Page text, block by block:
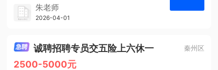
学历不限
1人
朱老师
博学启智教育
2026-04-01
诚聘招聘专员交五险上六休一 秦州区
2500-5000元